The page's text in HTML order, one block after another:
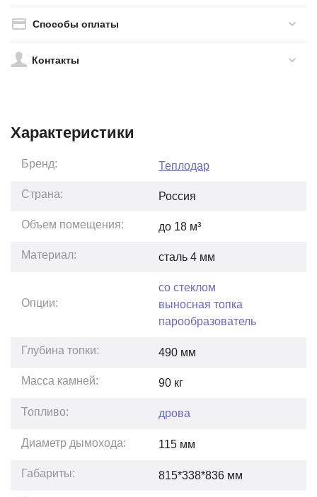
Способы оплаты
Контакты
Характеристики
Бренд: Теплодар
Страна: Россия
Объем помещения: до 18 м³
Материал: сталь 4 мм
Опции:
со стеклом
выносная топка
парообразователь
Глубина топки: 490 мм
Масса камней: 90 кг
Топливо: дрова
Диаметр дымохода: 115 мм
Габариты: 815*338*836 мм